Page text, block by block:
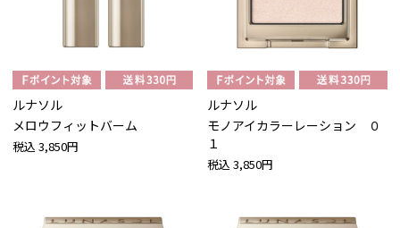
ルナソル
メロウフィットバーム
税込 3,850円
ルナソル
モノアイカラーレーション ０
１
税込 3,850円